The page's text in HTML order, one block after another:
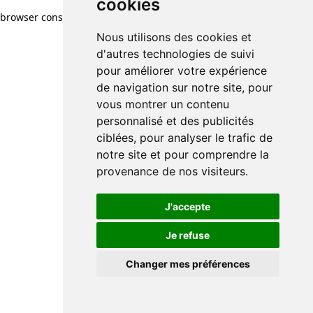
cookies
Nous utilisons des cookies et
d'autres technologies de suivi
pour améliorer votre expérience
de navigation sur notre site, pour
vous montrer un contenu
personnalisé et des publicités
ciblées, pour analyser le trafic de
notre site et pour comprendre la
provenance de nos visiteurs.
J'accepte
Je refuse
Changer mes préférences
browser console for more information)